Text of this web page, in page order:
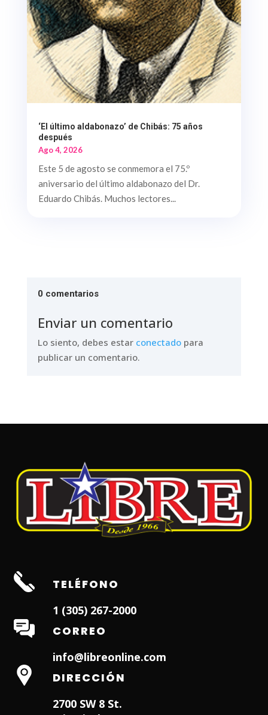
‘El último aldabonazo’ de Chibás: 75 años
después
Ago 4, 2026
Este 5 de agosto se conmemora el 75.º
aniversario del último aldabonazo del Dr.
Eduardo Chibás. Muchos lectores...
0 comentarios
Enviar un comentario
Lo siento, debes estar conectadopara
publicar un comentario.
TELÉFONO
1 (305) 267-2000
CORREO
info@libreonline.com
DIRECCIÓN
2700 SW 8 St.